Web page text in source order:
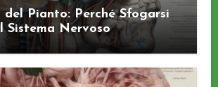
Pianto: Perché Sfogarsi
Sistema Nervoso